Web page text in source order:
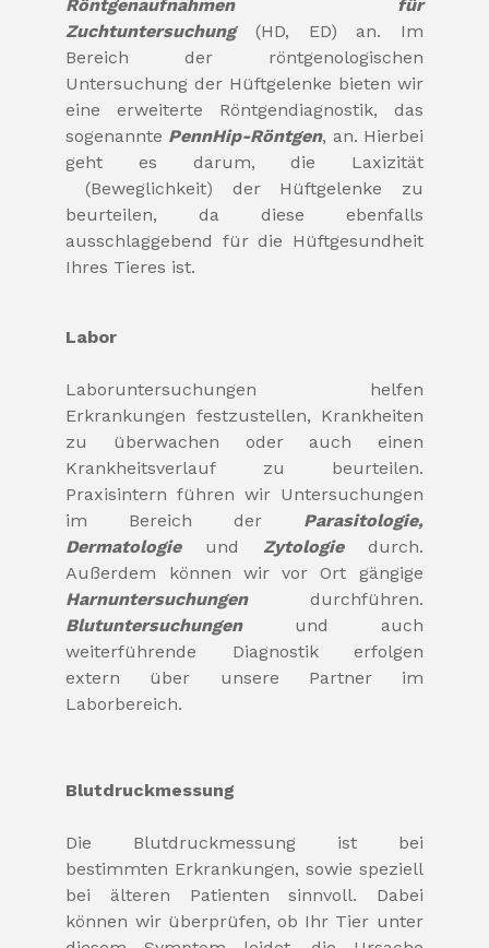
Röntgenaufnahmen für
Zuchtuntersuchung(HD, ED) an. Im
Bereich der röntgenologischen
Untersuchung der Hüftgelenke bieten wir
eine erweiterte Röntgendiagnostik, das
sogenannte PennHip-Röntgen, an. Hierbei
geht es darum, die Laxizität
(Beweglichkeit) der Hüftgelenke zu
beurteilen, da diese ebenfalls
ausschlaggebend für die Hüftgesundheit
Ihres Tieres ist.
Labor
Laboruntersuchungen helfen
Erkrankungen festzustellen, Krankheiten
zu überwachen oder auch einen
Krankheitsverlauf zu beurteilen.
Praxisintern führen wir Untersuchungen
im Bereich der Parasitologie,
Dermatologieund Zytologiedurch.
Außerdem können wir vor Ort gängige
Harnuntersuchungendurchführen.
Blutuntersuchungenund auch
weiterführende Diagnostik erfolgen
extern über unsere Partner im
Laborbereich.
Blutdruckmessung
Die Blutdruckmessung ist bei
bestimmten Erkrankungen, sowie speziell
bei älteren Patienten sinnvoll. Dabei
können wir überprüfen, ob Ihr Tier unter